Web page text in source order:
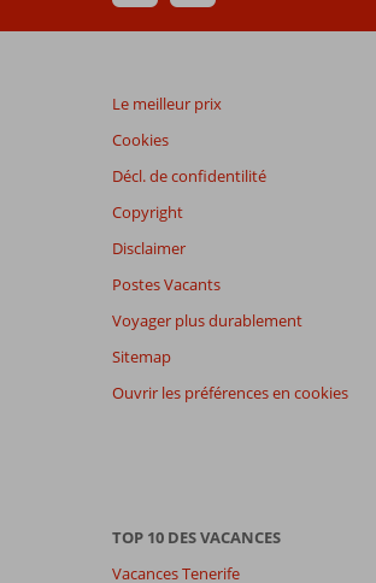
Le meilleur prix
Cookies
Décl. de confidentilité
Copyright
Disclaimer
Postes Vacants
Voyager plus durablement
Sitemap
Ouvrir les préférences en cookies
TOP 10 DES VACANCES
Vacances Tenerife